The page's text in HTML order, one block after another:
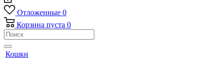
Отложенные 0
Корзина пуста 0
Кошки